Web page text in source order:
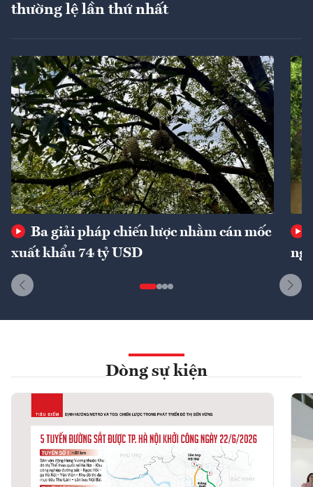
thường lệ lần thứ nhất
Ba giải pháp chiến lược nhằm cán mốc
xuất khẩu 74 tỷ USD
Dòng sự kiện